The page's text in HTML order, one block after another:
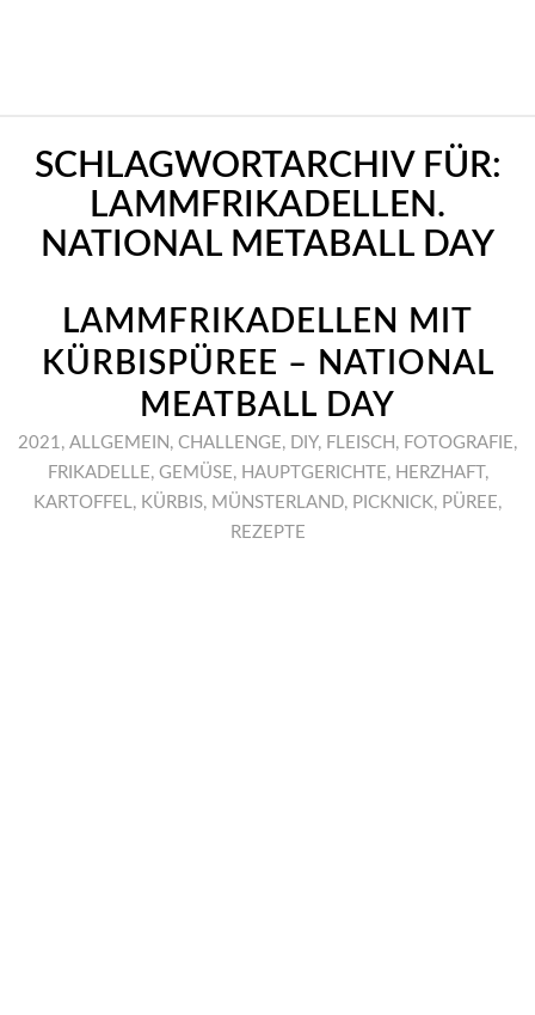
SCHLAGWORTARCHIV FÜR:
LAMMFRIKADELLEN.
NATIONAL METABALL DAY
LAMMFRIKADELLEN MIT
KÜRBISPÜREE – NATIONAL
MEATBALL DAY
2021, ALLGEMEIN , CHALLENGE, DIY, FLEISCH , FOTOGRAFIE,
FRIKADELLE, GEMÜSE, HAUPTGERICHTE, HERZHAFT ,
KARTOFFEL, KÜRBIS, MÜNSTERLAND, PICKNICK, PÜREE,
REZEPTE